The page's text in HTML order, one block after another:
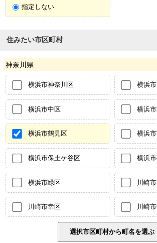
指定しない
住みたい市区町村
神奈川県
横浜市神奈川区 横浜
横浜市中区 横浜
横浜市鶴見区 横浜
横浜市保土ケ谷区 横浜
横浜市緑区 川崎
川崎市幸区 川崎